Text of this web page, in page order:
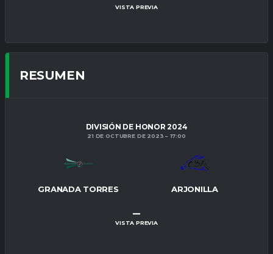
VISTA PREVIA
RESUMEN
DIVISIÓN DE HONOR 2024
21 DE OCTUBRE DE 2023 17:00
GRANADA TORRES ARJONILLA
–
VISTA PREVIA